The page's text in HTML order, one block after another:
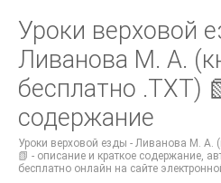
Уроки верховой
Ливанова М. А.
бесплатно .TXT)
содержание
Уроки верховой езды - Ливанова М. А.
📗 - описание и краткое содержание,
бесплатно онлайн на сайте